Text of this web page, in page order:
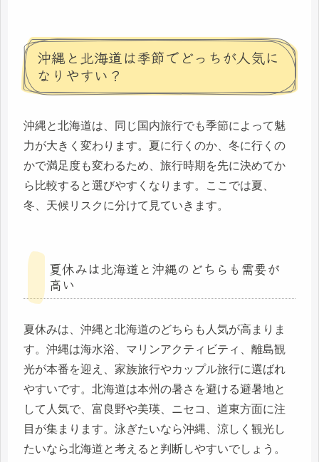
沖縄と北海道は季節でどっちが人気に
なりやすい？
沖縄と北海道は、同じ国内旅行でも季節によって魅
力が大きく変わります。夏に行くのか、冬に行くの
かで満足度も変わるため、旅行時期を先に決めてか
ら比較すると選びやすくなります。ここでは夏、
冬、天候リスクに分けて見ていきます。
夏休みは北海道と沖縄のどちらも需要が
高い
夏休みは、沖縄と北海道のどちらも人気が高まりま
す。沖縄は海水浴、マリンアクティビティ、離島観
光が本番を迎え、家族旅行やカップル旅行に選ばれ
やすいです。北海道は本州の暑さを避ける避暑地と
して人気で、富良野や美瑛、ニセコ、道東方面に注
目が集まります。泳ぎたいなら沖縄、涼しく観光し
たいなら北海道と考えると判断しやすいでしょう。